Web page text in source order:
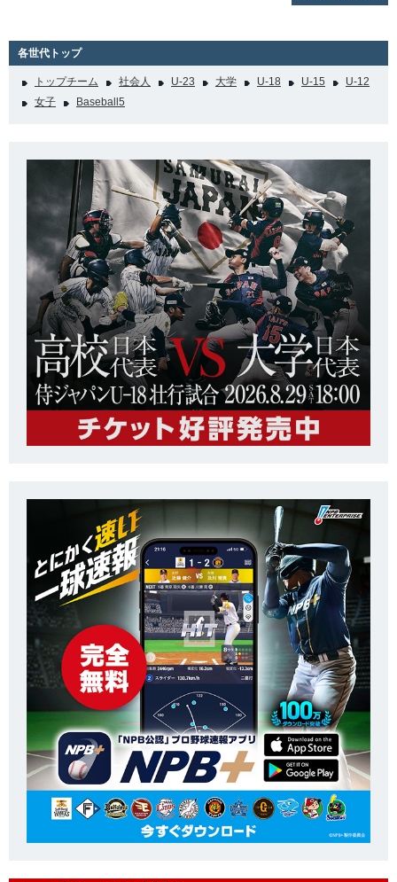
各世代トップ
トップチーム 社会人 U-23 大学 U-18 U-15
U-12
女子
Baseball5